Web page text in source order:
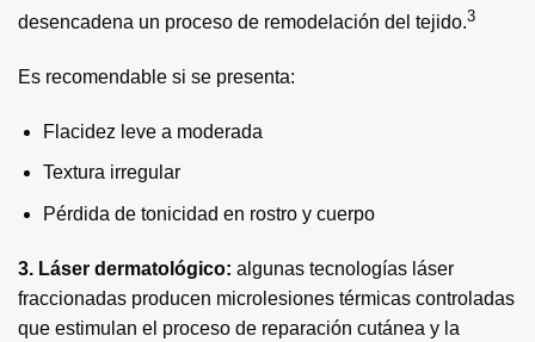
desencadena un proceso de remodelación del tejido.3
Es recomendable si se presenta:
Flacidez leve a moderada
Textura irregular
Pérdida de tonicidad en rostro y cuerpo
3. Láser dermatológico: algunas tecnologías láser
fraccionadas producen microlesiones térmicas controladas
que estimulan el proceso de reparación cutánea y la